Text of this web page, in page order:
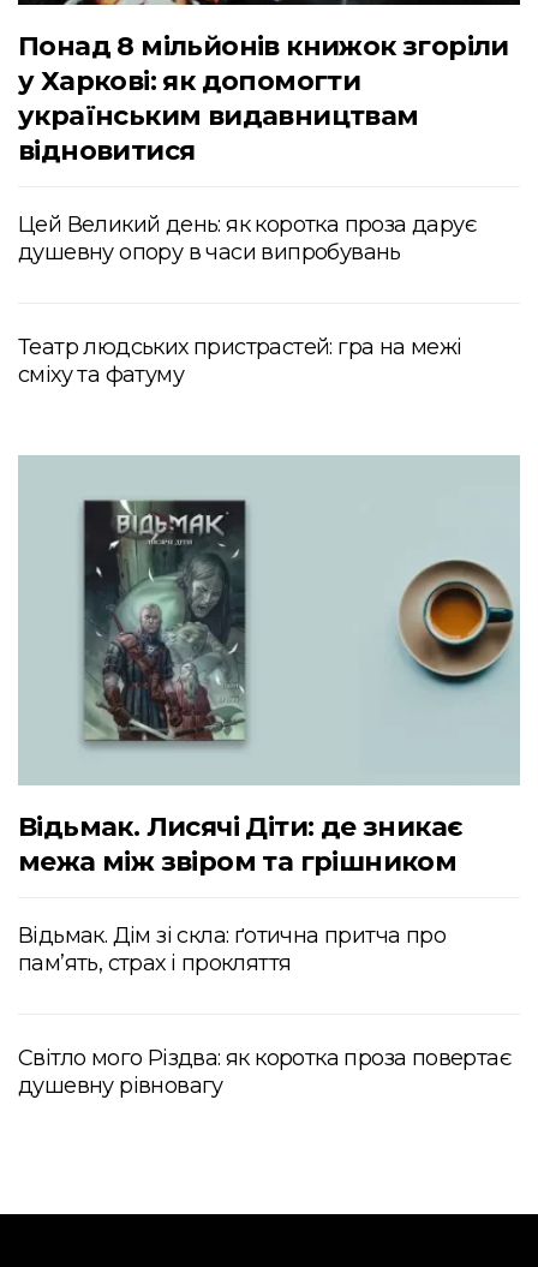
Понад 8 мільйонів книжок згоріли
у Харкові: як допомогти
українським видавництвам
відновитися
Цей Великий день: як коротка проза дарує
душевну опору в часи випробувань
Театр людських пристрастей: гра на межі
сміху та фатуму
Відьмак. Лисячі Діти: де зникає
межа між звіром та грішником
Відьмак. Дім зі скла: ґотична притча про
пам’ять, страх і прокляття
Світло мого Різдва: як коротка проза повертає
душевну рівновагу